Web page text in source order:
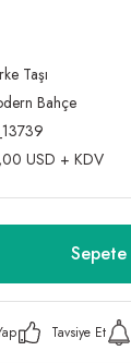
Taşı
Bahçe
USD + KDV
Tavsiye Et